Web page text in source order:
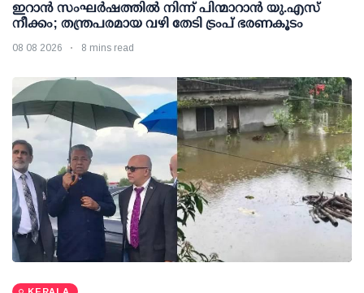
ഇറാന്‍ സംഘര്‍ഷത്തില്‍ നിന്ന് പിന്മാറാന്‍ യു.എസ്
നീക്കം; തന്ത്രപരമായ വഴി തേടി ട്രംപ് ഭരണകൂടം
08 08 2026 8 mins read